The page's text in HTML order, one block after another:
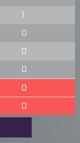
1
0
0
0
0
0